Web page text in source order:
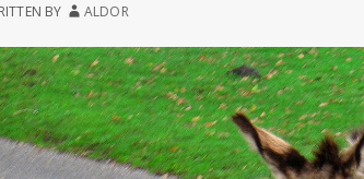
BY ALDOR